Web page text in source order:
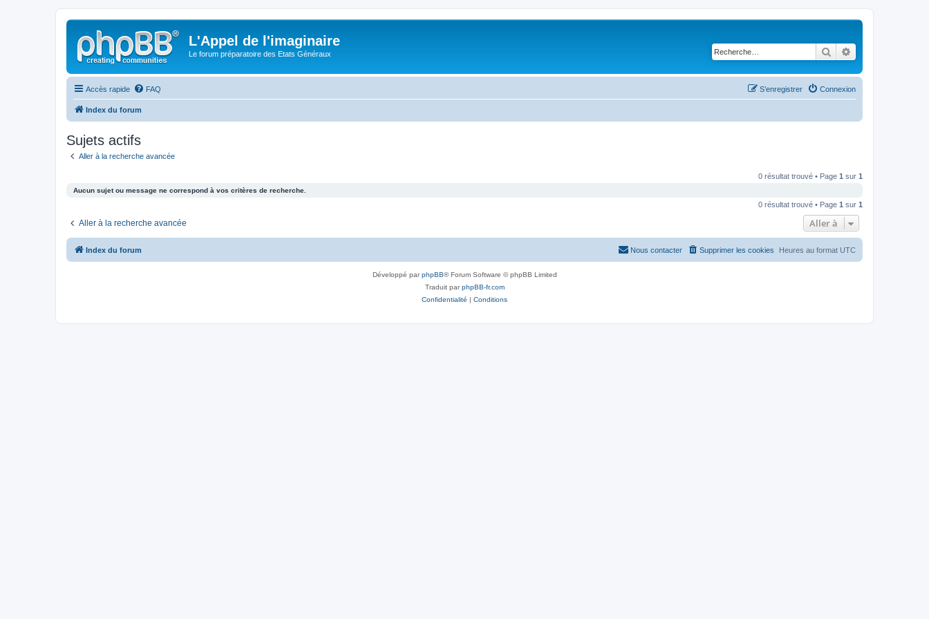
L'Appel de l'imaginaire
Le forum préparatoire des Etats Généraux Rechercher
Accès rapide FAQ Connexion
S’enregistrer
Index du forum
Sujets actifs
Aller à la recherche avancée
0 résultat trouvé • Page 1 sur 1
Aucun sujet ou message ne correspond à vos critères de recherche.
0 résultat trouvé • Page 1 sur 1
Aller à la recherche avancée Aller à
Index du forum Heures au format UTC
Supprimer les cookies
Nous contacter
Développé parphpBB® Forum Software © phpBB Limited
Traduit parphpBB-fr.com
Confidentialité | Conditions